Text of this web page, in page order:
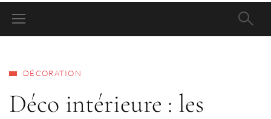
DÉCORATION
Déco intérieure : les